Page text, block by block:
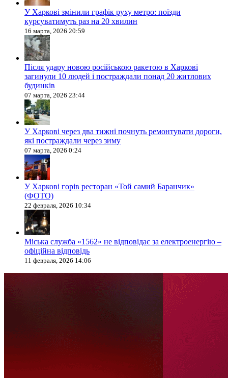
У Харкові змінили графік руху метро: поїзди
курсуватимуть раз на 20 хвилин
16 марта, 2026 20:59
Після удару новою російською ракетою в Харкові
загинули 10 людей і постраждали понад 20 житлових
будинків
07 марта, 2026 23:44
У Харкові через два тижні почнуть ремонтувати дороги,
які постраждали через зиму
07 марта, 2026 0:24
У Харкові горів ресторан «Той самий Баранчик»
(ФОТО)
22 февраля, 2026 10:34
Міська служба «1562» не відповідає за електроенергію –
офіційна відповідь
11 февраля, 2026 14:06